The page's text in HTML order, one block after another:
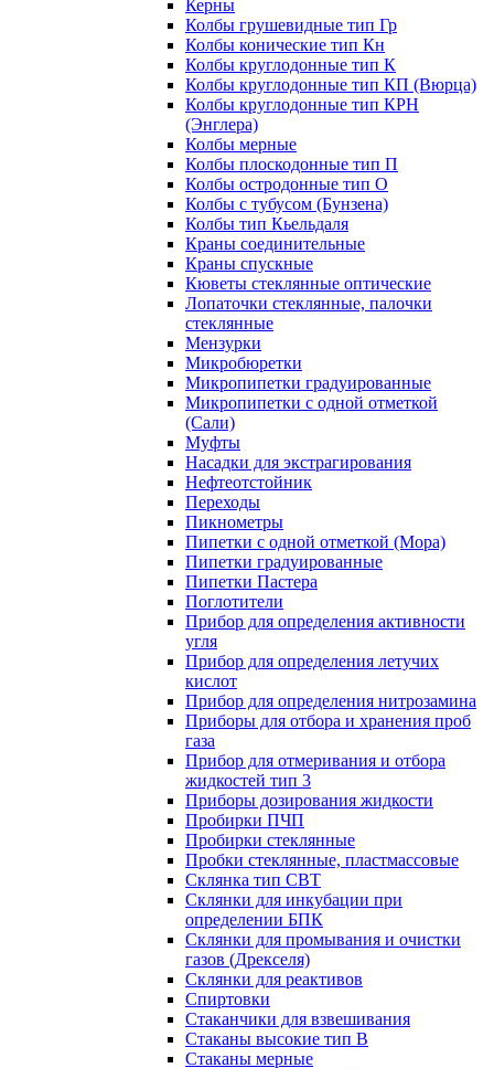
Керны
Колбы грушевидные тип Гр
Колбы конические тип Кн
Колбы круглодонные тип К
Колбы круглодонные тип КП (Вюрца)
Колбы круглодонные тип КРН
(Энглера)
Колбы мерные
Колбы плоскодонные тип П
Колбы остродонные тип О
Колбы с тубусом (Бунзена)
Колбы тип Кьельдаля
Краны соединительные
Краны спускные
Кюветы стеклянные оптические
Лопаточки стеклянные, палочки
стеклянные
Мензурки
Микробюретки
Микропипетки градуированные
Микропипетки с одной отметкой
(Сали)
Муфты
Насадки для экстрагирования
Нефтеотстойник
Переходы
Пикнометры
Пипетки с одной отметкой (Мора)
Пипетки градуированные
Пипетки Пастера
Поглотители
Прибор для определения активности
угля
Прибор для определения летучих
кислот
Прибор для определения нитрозамина
Приборы для отбора и хранения проб
газа
Прибор для отмеривания и отбора
жидкостей тип 3
Приборы дозирования жидкости
Пробирки ПЧП
Пробирки стеклянные
Пробки стеклянные, пластмассовые
Склянка тип СВТ
Склянки для инкубации при
определении БПК
Склянки для промывания и очистки
газов (Дрекселя)
Склянки для реактивов
Спиртовки
Стаканчики для взвешивания
Стаканы высокие тип В
Стаканы мерные